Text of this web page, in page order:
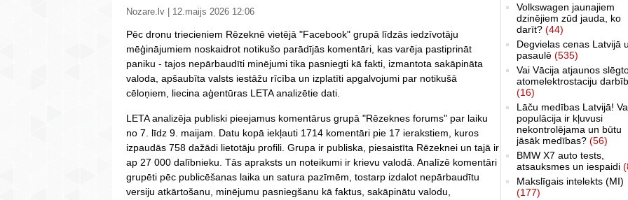
Nozare.lv | 12.maijs 2026 12:06
Pēc dronu triecieniem Rēzeknē vietējā "Facebook" grupā līdzās iedzīvotāju
mēģinājumiem noskaidrot notikušo parādījās komentāri, kas varēja pastiprināt
paniku - tajos nepārbaudīti minējumi tika pasniegti kā fakti, izmantota sakāpināta
valoda, apšaubīta valsts iestāžu rīcība un izplatīti apgalvojumi par notikušā
cēloņiem, liecina aģentūras LETA analizētie dati.
LETA analizēja publiski pieejamus komentārus grupā "Rēzeknes forums" par laiku
no 7. līdz 9. maijam. Datu kopā iekļauti 1714 komentāri pie 17 ierakstiem, kuros
izpaudās 758 dažādi lietotāju profili. Grupa ir publiska, piesaistīta Rēzeknei un tajā ir
ap 27 000 dalībnieku. Tās apraksts un noteikumi ir krievu valodā. Analīzē komentāri
grupēti pēc publicēšanas laika un satura pazīmēm, tostarp izdalot nepārbaudītu
versiju atkārtošanu, minējumu pasniegšanu kā faktus, sakāpinātu valodu,
Volkswagen jaunajiem
dzinējiem zūd jauda, ko
darīt? (44)
Degvielas cenas Latvijā
pasaulē (535)
Vai Vācija atjaunos
atomelektrostaciju
(16)
Lāču medības Latvijā!
populācija ir kļuvusi
nekontrolējama un būtu
jāsāk medības? (56)
BMW X7 auto tests,
atsauksmes un iespaidi
Makslīgais intelekts (MI)
(177)